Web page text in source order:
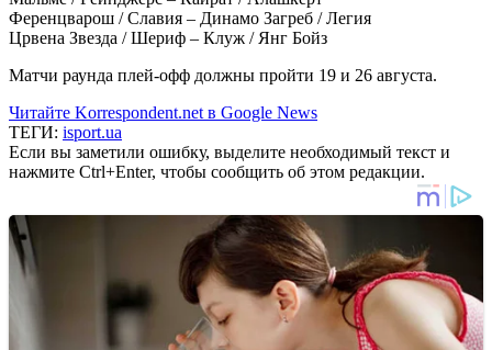
Ференцварош / Славия – Динамо Загреб / Легия
Црвена Звезда / Шериф – Клуж / Янг Бойз
Матчи раунда плей-офф должны пройти 19 и 26 августа.
Читайте Korrespondent.net в Google News
ТЕГИ: isport.ua
Если вы заметили ошибку, выделите необходимый текст и
нажмите Ctrl+Enter, чтобы сообщить об этом редакции.